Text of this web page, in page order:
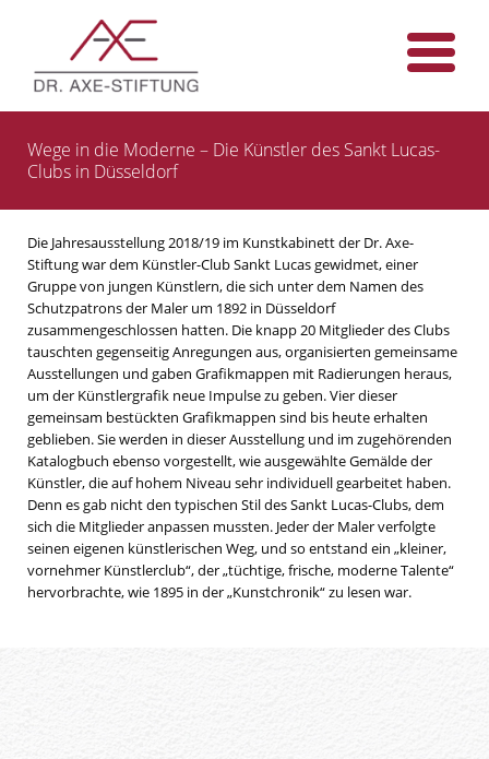
Wege in die Moderne – Die Künstler des Sankt Lucas-
Clubs in Düsseldorf
Die Jahresausstellung 2018/19 im Kunstkabinett der Dr. Axe-
Stiftung war dem Künstler-Club Sankt Lucas gewidmet, einer
Gruppe von jungen Künstlern, die sich unter dem Namen des
Schutzpatrons der Maler um 1892 in Düsseldorf
zusammengeschlossen hatten. Die knapp 20 Mitglieder des Clubs
tauschten gegenseitig Anregungen aus, organisierten gemeinsame
Ausstellungen und gaben Grafikmappen mit Radierungen heraus,
um der Künstlergrafik neue Impulse zu geben. Vier dieser
gemeinsam bestückten Grafikmappen sind bis heute erhalten
geblieben. Sie werden in dieser Ausstellung und im zugehörenden
Katalogbuch ebenso vorgestellt, wie ausgewählte Gemälde der
Künstler, die auf hohem Niveau sehr individuell gearbeitet haben.
Denn es gab nicht den typischen Stil des Sankt Lucas-Clubs, dem
sich die Mitglieder anpassen mussten. Jeder der Maler verfolgte
seinen eigenen künstlerischen Weg, und so entstand ein „kleiner,
vornehmer Künstlerclub“, der „tüchtige, frische, moderne Talente“
hervorbrachte, wie 1895 in der „Kunstchronik“ zu lesen war.